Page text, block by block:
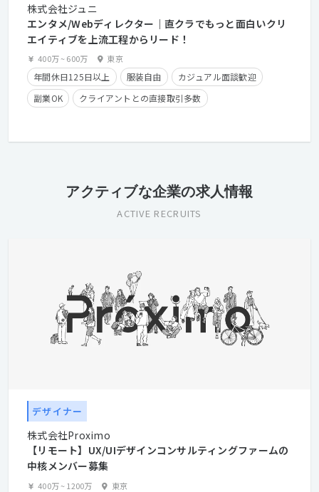
株式会社ジュニ
エンタメ/Webディレクター｜直クラでもっと面白いクリ
エイティブを上流工程からリード！
400万~600万 東京
年間休日125日以上 服装自由
カジュアル面談歓迎
副業OK
クライアントとの直接取引多数
学歴不問
経験者優遇
第二新卒歓迎
アクティブな企業の求人情報
ACTIVE RECRUITS
デザイナー
株式会社Proximo
【リモート】UX/UIデザインコンサルティングファームの
中核メンバー募集
400万~1200万 東京